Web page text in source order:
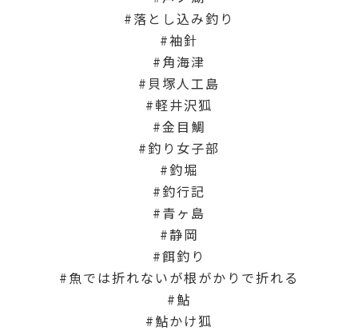
落とし込み釣り
袖針
角海津
貝塚人工島
軽井沢狐
金目鯛
釣り女子部
釣堀
釣行記
青ヶ島
静岡
餌釣り
魚では折れないが根がかりで折れる
鮎
鮎かけ狐